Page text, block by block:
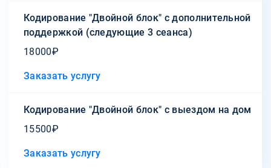
Кодирование "Двойной блок" с дополнительной
поддержкой (следующие 3 сеанса)
18000₽
Заказать услугу
Кодирование "Двойной блок" с выездом на дом
15500₽
Заказать услугу